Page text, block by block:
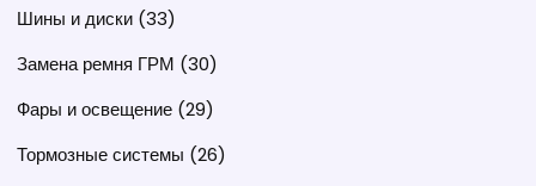
Шины и диски (33)
Замена ремня ГРМ (30)
Фары и освещение (29)
Тормозные системы (26)